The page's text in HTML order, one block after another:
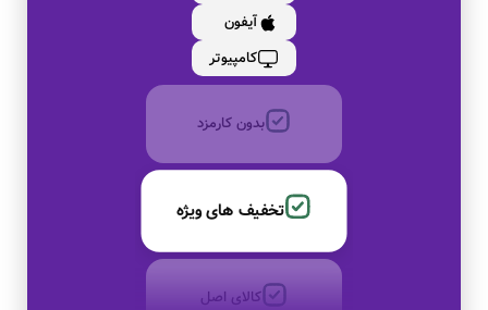
آیفون
کامپیوتر
به صورت اقساط
بدون کارمزد
تخفیف های ویژه
کالای اصل